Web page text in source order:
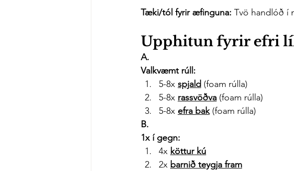
Tæki/tól fyrir æfinguna: Tvö handlóð í
Upphitun fyrir efri
A.
Valkvæmt rúll:
5-8x spjald (foam rúlla)
5-8x rassvöðva (foam rúlla)
5-8x efra bak (foam rúlla)
B.
1x í gegn:
4x köttur kú
2x barnið teygja fram